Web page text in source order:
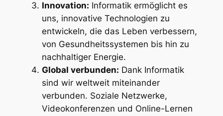
Innovation: Informatik ermöglicht es
uns, innovative Technologien zu
entwickeln, die das Leben verbessern,
von Gesundheitssystemen bis hin zu
nachhaltiger Energie.
Global verbunden: Dank Informatik
sind wir weltweit miteinander
verbunden. Soziale Netzwerke,
Videokonferenzen und Online-Lernen